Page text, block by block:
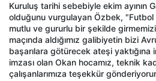
Kuruluş tarihi sebebiyle ekim ayının
olduğunu vurgulayan Özbek, "Futbol
mutlu ve gururlu bir şekilde
maçında aldığımız galibiyetin bizi
başarılara götürecek ateşi yaktığına
imzası olan Okan hocamız, teknik
çalışanlarımıza teşekkür